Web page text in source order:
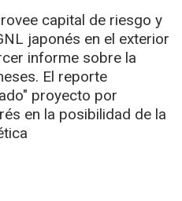
capital de riesgo y
japonés en el exterior
informe sobre la
El reporte
proyecto por
en la posibilidad de la